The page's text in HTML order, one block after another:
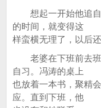
想起一开始他追自
的时间，就变得这
样蛮横无理了，以后
老婆在下班前去班
自习。冯涛的桌上
也放着一本书，聚精
应。直到下班，他